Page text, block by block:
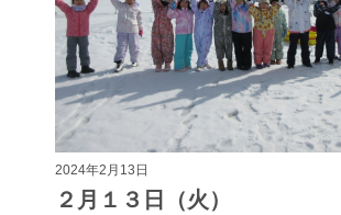
2024年2月13日
２月１３日（火）